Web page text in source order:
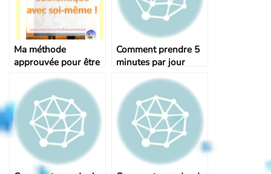
Ma méthode
approuvée pour être
plus authentique
avec soi-même !
Comment prendre 5
minutes par jour
pour se détendre
avec le collage
spontané ?